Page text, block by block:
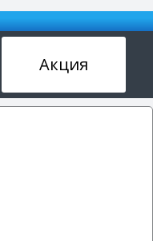
Акция